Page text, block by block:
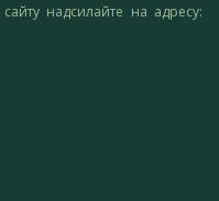
надсилайте на адресу: